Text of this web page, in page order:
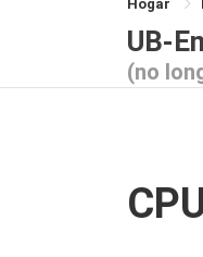
Hogar
UB-
(no